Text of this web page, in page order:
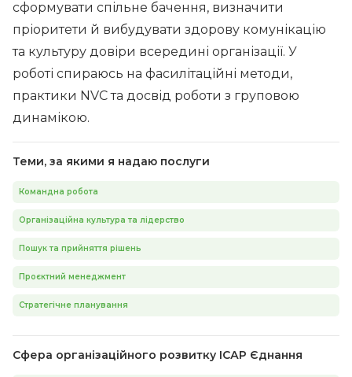
сформувати спільне бачення, визначити
пріоритети й вибудувати здорову комунікацію
та культуру довіри всередині організації. У
роботі спираюсь на фасилітаційні методи,
практики NVC та досвід роботи з груповою
динамікою.
Теми, за якими я надаю послуги
Командна робота
Організаційна культура та лідерство
Пошук та прийняття рішень
Проєктний менеджмент
Стратегічне планування
Сфера організаційного розвитку ІСАР Єднання